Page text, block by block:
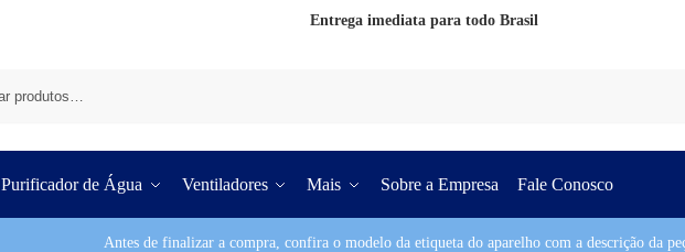
Entrega imediata para todo Brasil
Purificador de Água Ventiladores Mais Sobre a Empresa Fale Conosco
Antes de finalizar a compra, confira o modelo da etiqueta do aparelho com a descrição da